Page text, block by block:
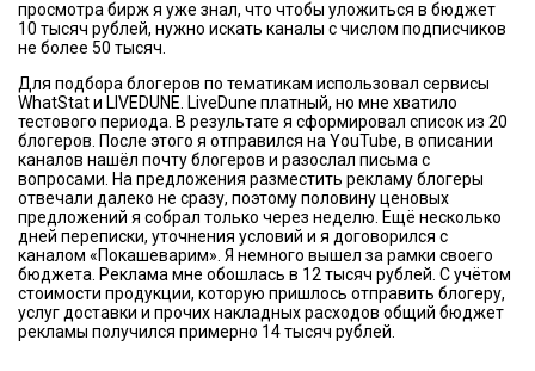
просмотра бирж я уже знал, что чтобы уложиться в бюджет
10 тысяч рублей, нужно искать каналы с числом подписчиков
не более 50 тысяч.
Для подбора блогеров по тематикам использовал сервисы
WhatStat и LIVEDUNE. LiveDune платный, но мне хватило
тестового периода. В результате я сформировал список из 20
блогеров. После этого я отправился на YouTube, в описании
каналов нашёл почту блогеров и разослал письма с
вопросами. На предложения разместить рекламу блогеры
отвечали далеко не сразу, поэтому половину ценовых
предложений я собрал только через неделю. Ещё несколько
дней переписки, уточнения условий и я договорился с
каналом «Покашеварим». Я немного вышел за рамки своего
бюджета. Реклама мне обошлась в 12 тысяч рублей. С учётом
стоимости продукции, которую пришлось отправить блогеру,
услуг доставки и прочих накладных расходов общий бюджет
рекламы получился примерно 14 тысяч рублей.